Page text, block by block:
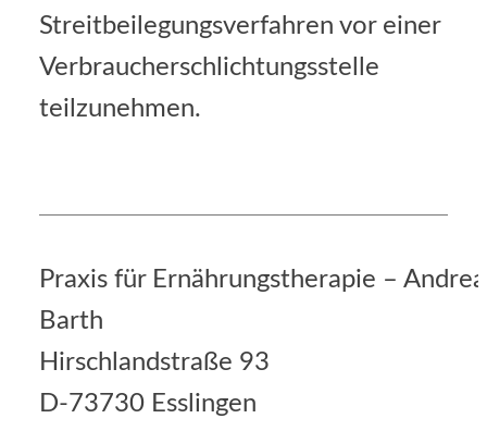
Streitbeilegungsverfahren vor einer
Verbraucherschlichtungsstelle
teilzunehmen.
Praxis für Ernährungstherapie – Andrea
Barth
Hirschlandstraße 93
D-73730 Esslingen